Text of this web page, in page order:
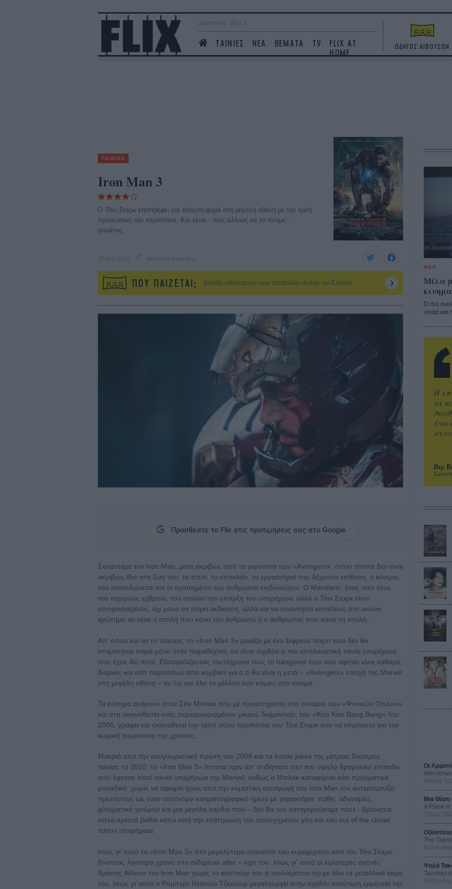
summer days
ΤΑΙΝΙΕΣ ΝΕΑ ΘΕΜΑΤΑ TV
FLIX AT
HOME
ΟΔΗΓΟΣ ΑΙΘΟΥΣΩΝ
ΤΑΙΝΙΕΣ
Iron Man 3
O Τόνι Σταρκ επιστρέφει για τέταρτη φορά στη μεγάλη οθόνη με την τρίτη
προσωπική του περιπέτεια. Kαι είναι - πώς άλλιώς να το πούμε; -
γαμάτος.
17 Απρ 2013 Μανώλης Κρανάκης
ΠΟΥ ΠΑΙΖΕΤΑΙ; Διάλεξε αίθουσα και ώρα προβολών σε όλη την Ελλάδα
Προσθέστε το Flix στις προτιμήσεις σας στο Google
Συναντάμε τον Iron Man, μετά ακριβώς από τα γεγονότα των «Avengers», όπου τίποτα δεν είναι
ακριβώς ίδιο στη ζωή του: το σπίτι, το επιτελείο, το εργαστήριό του δέχονται επίθεση, ο κόσμος
του ισοπεδώνεται και οι αγαπημένοι του άνθρωποι κινδυνεύουν. Ο Mandarin, ένας από τους
πιο ισχυρούς εχθρούς του απειλεί την ύπαρξη του υπερήρωα, αλλά ο Τόνι Σταρκ είναι
αποφασισμένος, όχι μόνο να πάρει εκδίκηση, αλλά και να απαντήσει επιτέλους στο αιώνιο
ερώτημα αν είναι η στολή που κάνει τον άνθρωπο ή ο άνθρωπος που κάνει τη στολή...
Απ’ όπου και να το πιάσεις, το «Iron Man 3» μοιάζει με ένα ξέφρενο πάρτι που δεν θα
σταματήσει παρά μόνο όταν παραδεχτείς ότι είναι σχεδόν η πιο απολαυστική ταινία υπερήρωα
που έχεις δει ποτέ. Eξασφαλίζοντας ταυτόχρονα πως το hangover που σου αφήνει είναι καθαρό,
διαρκές και κάτι παραπάνω από κομβικό για ό,τι θα είναι η μετά – «Avengers» εποχή της Marvel
στη μεγάλη οθόνη – αν όχι για όλο το μέλλον των κόμικς στο σινεμά.
Τα εύσημα ανήκουν στον Σέιν Μπλακ που με προϋπηρεσία στο σενάριο των «Φονικών Οπλων»
και στη σκηνοθεσία ενός παραγνωρισμένου μικρού διαμαντιού, του «Kiss Kiss Bang Bang» του
2005, γράφει και σκηνοθετεί την τρίτη σόλο περιπέτεια του Τόνι Σταρκ σαν να επρόκειτο για την
κωμική περιπέτεια της χρονιάς.
Μακριά από την αναγνωριστική πρώτη του 2008 και τα inside jokes της μέτριας δεύτερης
ταινίας το 2010, το «Iron Man 3» ίπταται πριν απ’ οτιδήποτε στο πιο υψηλό δραματικό επίπεδο
που έφτασε ποτέ ταινία υπερήρωα της Marvel, καθώς ο Μπλακ καταφέρνει κάτι πραγματικά
μοναδικό: χωρίς να αφαιρεί ίχνος από την κομίστικη καταγωγή του Iron Man τον αντιμετωπίζει
πρωτίστως ως έναν αυτόνομο κινηματογραφικό ήρωα με χαρακτήρα, πάθη, αδυναμίες,
φλεγματικό χιούμορ και μια μεγάλη καρδιά που – δεν θα τον κατηγορούσαμε ποτέ - βρίσκεται
απλά αρκετά βαθιά κάτω από την επίστρωση του επιτυχημένου γόη και του out of the closet
πλέον υπερήρωα.
Ισως γι’ αυτό το «Iron Man 3» στο μεγαλύτερο ποσοστό του κυριαρχείται από τον Τόνι Σταρκ,
δίνοντας λιγότερο χρόνο στο σιδερένιο alter – ego του. Ισως γι' αυτό οι καλύτερες σκηνές
δράσης θέλουν τον Iron Man χωρίς το κοστούμι του ή τουλάχιστον όχι με όλα τα μεταλλικά άκρα
του. Ισως γι’ αυτό ο Ρόμπερτ Ντάουνι Τζιούνορ μεγαλουργεί στην σχεδόν καλύτερη ερμηνεία της
ΝΕΑ
Μίλα
Ο πιο
νησιά και
Βιμ
Η
σε
ένα
Οι
Μπέλα
Μια Θέση
A Place
Τζορτζ
Οδύσσεια
The
Ψηλά
Tacones
Πέδρο